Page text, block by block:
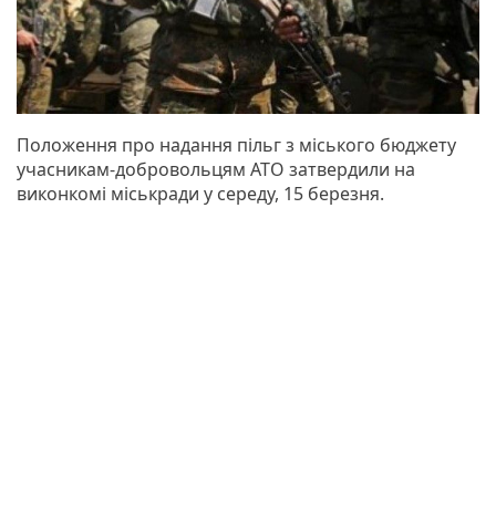
Положення про надання пільг з міського бюджету
учасникам-добровольцям АТО затвердили на
виконкомі міськради у середу, 15 березня.